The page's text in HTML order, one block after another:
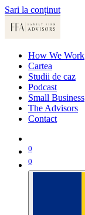
Sari la conținut
How We Work
Cartea
Studii de caz
Podcast
Small Business
The Advisors
Contact
0
0